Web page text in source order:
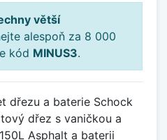
větší
alespoň za 8 000
kód MINUS3.
dřezu a baterie Schock
dřez s vaničkou a
Asphalt a baterii